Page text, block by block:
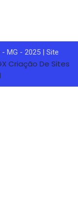
MG - 2025 | Site
Criação De Sites